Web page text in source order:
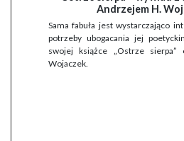
Andrzejem H.
Sama fabuła jest wystarczająco
potrzeby ubogacania jej
swojej książce „Ostrze sierpa”
Wojaczek.